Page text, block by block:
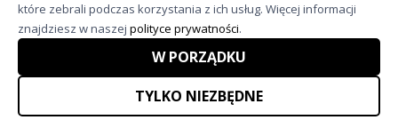
USŁUGI SEO
Pozycjonowanie stron
Pozycjonowanie lokalne
które zebrali podczas korzystania z ich usług. Więcej informacji
znajdziesz w naszej polityce prywatności.
W PORZĄDKU
TYLKO NIEZBĘDNE